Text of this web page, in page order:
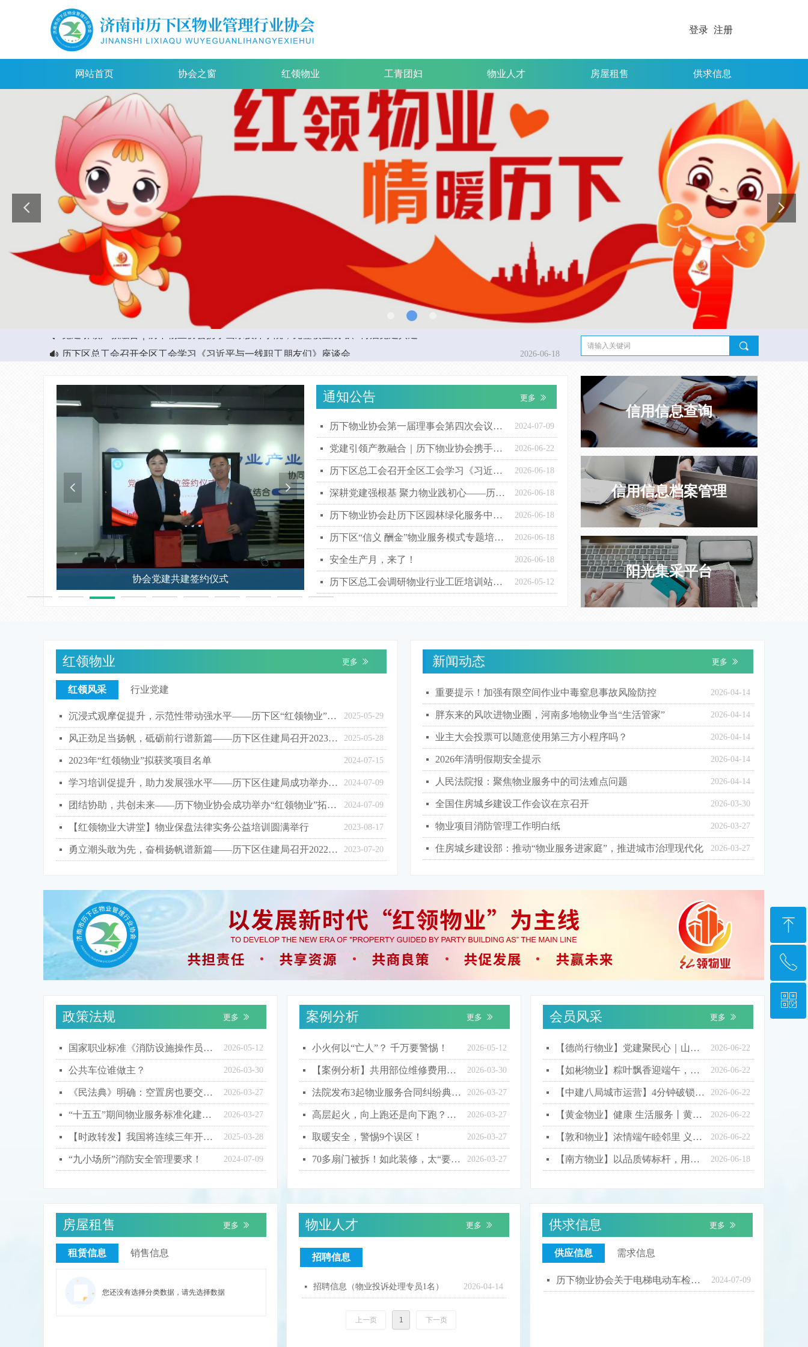
网站首页
网站首页
协会之窗 红领物业
红领物业
工青团妇
工青团妇
物业人才
物业人才
房屋租售 供求信息
供求信息
登录 注册
红领物业 更多 ꅀ
红领风采 行业党建
2025-05-29
넷 沉浸式观摩促提升，示范性带动强水平——历下区“红领物业”示范项目观摩交流活动顺利举行
2025-05-28
넷 风正劲足当扬帆，砥砺前行谱新篇——历下区住建局召开2023年度“红领物业”评选获奖项目表彰大会
2024-07-15
넷 2023年“红领物业”拟获奖项目名单
2024-07-09
넷 学习培训促提升，助力发展强水平——历下区住建局成功举办住宅专项维修资金政策与工作程序公益培训
2024-07-09
넷 团结协助，共创未来——历下物业协会成功举办“红领物业”拓展实训活动
2023-08-17
넷 【红领物业大讲堂】物业保盘法律实务公益培训圆满举行
2023-07-20
넷 勇立潮头敢为先，奋楫扬帆谱新篇——历下区住建局召开2022年度“红领物业”评选获奖项目表彰大会
新闻动态 更多 ꅀ
2026-04-14
넷 重要提示！加强有限空间作业中毒窒息事故风险防控
2026-04-14
넷 胖东来的风吹进物业圈，河南多地物业争当“生活管家”
2026-04-14
넷 业主大会投票可以随意使用第三方小程序吗？
2026-04-14
넷 2026年清明假期安全提示
2026-04-14
넷 人民法院报：聚焦物业服务中的司法难点问题
2026-03-30
넷 全国住房城乡建设工作会议在京召开
2026-03-27
넷 物业项目消防管理工作明白纸
2026-03-27
넷 住房城乡建设部：推动“物业服务进家庭”，推进城市治理现代化
政策法规 更多 ꅀ
2026-05-12
넷 国家职业标准《消防设施操作员（2026年版）》解读
2026-03-30
넷 公共车位谁做主？
2026-03-27
넷 《民法典》明确：空置房也要交物业费！业主必知的法律规定！
2026-03-27
넷 “十五五”期间物业服务标准化建设有哪些方向？
2025-03-28
넷 【时政转发】我国将连续三年开展大规模职业技能培训
2024-07-09
넷 “九小场所”消防安全管理要求！
案例分析 更多 ꅀ
2026-05-12
넷 小火何以“亡人”？ 千万要警惕！
2026-03-30
넷 【案例分析】共用部位维修费用谁承担？法院明确专项维修资金使用规则
2026-03-27
넷 法院发布3起物业服务合同纠纷典型案例
2026-03-27
넷 高层起火，向上跑还是向下跑？这些能救命！
2026-03-27
넷 取暖安全，警惕9个误区！
2026-03-27
넷 70多扇门被拆！如此装修，太“要命”！
会员风采 更多 ꅀ
2026-06-22
넷 【德尚行物业】党建聚民心｜山东德尚行物业平安苑端午话民生，粽香邻里共筑和美家园
2026-06-22
넷 【如彬物业】粽叶飘香迎端午，艾草传情暖人心——我司各项目开展送艾叶包粽子系列活动
2026-06-22
넷 【中建八局城市运营】4分钟破锁灭火！中建八局城市运营公司上演“铁军速度”
2026-06-22
넷 【黄金物业】健康 生活服务丨黄金物业公司开展“健康中国 我们行动”山东站健康义诊活动
2026-06-22
넷 【敦和物业】浓情端午睦邻里 义诊赠艾护安康
2026-06-18
넷 【南方物业】以品质铸标杆，用服务暖家园
房屋租售 更多 ꅀ
租赁信息 销售信息
您还没有选择分类数据，请先选择数据
物业人才 更多 ꅀ
招聘信息
2026-04-14
넷 招聘信息（物业投诉处理专员1名）
上一页 1 下一页
供求信息 更多 ꅀ
供应信息 需求信息
2024-07-09
넷 历下物业协会关于电梯电动车检测摄像机报警系统行业集中采购的通知
信用信息查询
信用信息档案管理
阳光集采平台
通知公告 更多 ꅀ
协会党建共建签约仪式 协会党建共建签约仪式
넳 넲
2024-07-09
넷 历下物业协会第一届理事会第四次会议暨第二届会员大会第一次会议圆满召开
2026-06-22
넷 党建引领产教融合｜历下物业协会携手山东技师学院，先签校企战略、再启党建共建
2026-06-18
넷 历下区总工会召开全区工会学习《习近平与一线职工朋友们》座谈会
2026-06-18
넷 深耕党建强根基 聚力物业践初心——历下区物业行业赴龙大集团开展主题党日活动
2026-06-18
넷 历下物业协会赴历下区园林绿化服务中心开展“红领物业·绿色联盟”共建座谈
2026-06-18
넷 历下区“信义 酬金”物业服务模式专题培训圆满举办
2026-06-18
넷 安全生产月，来了！
2026-05-12
넷 历下区总工会调研物业行业工匠培训站建设工作
끠
历下物业协会第一届理事会第四次会议暨第二届会员大会第一次会议圆满召开
2026-06-18
넄 历下区总工会召开全区工会学习《习近平与一线职工朋友们》座谈会
深耕党建强根基 聚力物业践初心——历下区物业行业赴龙大集团开展主题党日活动
历下物业协会赴历下区园林绿化服务中心开展“红领物业·绿色联盟”共建座谈
历下区“信义 酬金”物业服务模式专题培训圆满举办
历下区总工会调研物业行业工匠培训站建设工作
济南市历下区物业管理行业协会走访解放路街道办事处 共绘美好家园新蓝图
历下区物业行业消防安全培训成功举办
历下物业协会与山东技师学院共商校企合作助力物业行业人才培养
历下物业协会召开第二届第七次会长会议
以学赋能提升物业绿化养护水平——历下区春季园林绿化养护专题培训圆满举行
人民法院报：聚焦物业服务中的司法难点问题
一图读懂 |《济南市电动自行车消防安全管理规定》之停放和充电篇
历下区举办物业项目消防系统全流程管理与应急处置实务培训
“匠心独运·巧手慧心”——历下区物业行业庆祝三八妇女节主题活动圆满举行
上好“开工第一课”，这些干货要知道！划重点
2026山东省暨济南市高品质住宅展示交易会启幕
ꁸ
回到顶部
ꂅ
0531—67870677
ꀥ